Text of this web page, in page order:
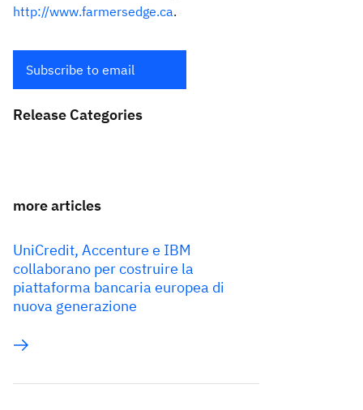
http://www.farmersedge.ca.
Subscribe to email
Release Categories
more articles
UniCredit, Accenture e IBM
collaborano per costruire la
piattaforma bancaria europea di
nuova generazione